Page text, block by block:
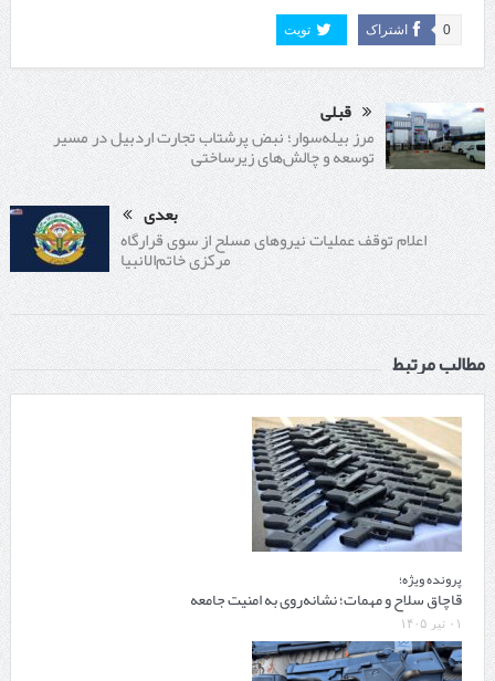
اشتراک 0 تویت
قبلی
مرز بیله‌سوار؛ نبض پرشتاب تجارت اردبیل در مسیر
توسعه و چالش‌های زیرساختی
بعدی
اعلام توقف عملیات نیروهای مسلح از سوی قرارگاه
مرکزی خاتم‌الانبیا
مطالب مرتبط
پرونده ویژه؛
قاچاق سلاح و مهمات؛ نشانه‌روی به امنیت جامعه
۰۱ تیر ۱۴۰۵